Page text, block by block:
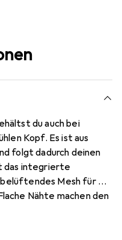
du auch bei
Kopf. Es ist aus
folgt dadurch deinen
das integrierte
Mesh für ein
Nähte machen den
Materialien. Dehnbar für